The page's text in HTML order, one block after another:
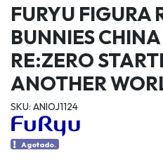
FURYU FIGURA
BUNNIES
RE:ZERO
ANOTHER
SKU: ANIOJ1124
Agotado.